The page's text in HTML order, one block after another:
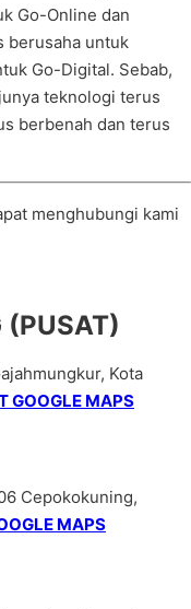
Go-Online dan
berusaha untuk
Go-Digital. Sebab,
teknologi terus
berbenah dan terus
menghubungi kami
(PUSAT)
Kota
GOOGLE MAPS
Cepokokuning,
MAPS